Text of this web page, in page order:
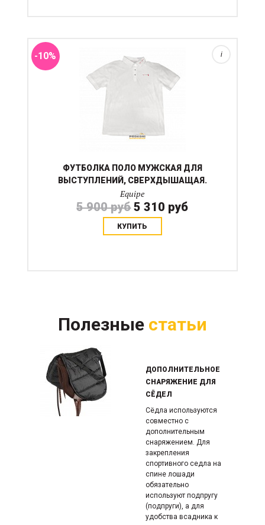
-10%
ФУТБОЛКА ПОЛО МУЖСКАЯ ДЛЯ
ВЫСТУПЛЕНИЙ, СВЕРХДЫШАЩАЯ.
Equipe
5 900 руб 5 310 руб
КУПИТЬ
i
Полезные статьи
ДОПОЛНИТЕЛЬНОЕ
СНАРЯЖЕНИЕ ДЛЯ
СЁДЕЛ
Сёдла используются
совместно с
дополнительным
снаряжением. Для
закрепления
спортивного седла на
спине лошади
обязательно
используют подпругу
(подпруги), а для
удобства всадника к